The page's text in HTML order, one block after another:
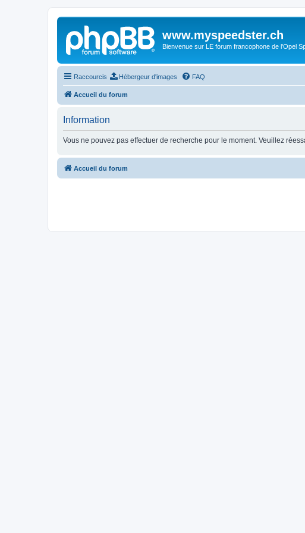
www.myspeedster.ch
Bienvenue sur LE forum francophone de l'Opel
Raccourcis Hébergeur d'images FAQ
Accueil du forum
Information
Vous ne pouvez pas effectuer de recherche pour le moment. Veuillez
Accueil du forum